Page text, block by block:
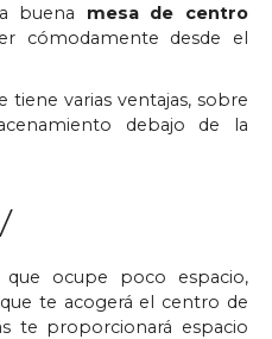
buena mesa de centro
cómodamente desde el
tiene varias ventajas, sobre
debajo de la
ocupe poco espacio,
te acogerá el centro de
te proporcionará espacio